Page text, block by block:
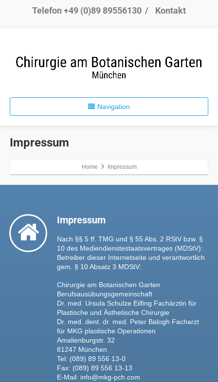
Telefon +49 (0)89 89556130 / Kontakt
Navigation
Impressum
Home Impressum
Impressum
Nach §§ 5 ff. TMG und § 55 Abs. 2 RStV bzw. §
10 des Mediendienstestaatsvertrages (MDStV):
Betreiber dieser Internetseite und verantwortlich
gem. § 10 Absatz 3 MDStV:
Chirurgie am Botanischen Garten
Berufsausübungsgemeinschaft
Dr. med. Ursula Schulze Eilfing Fachärztin für
Plastische und Ästhetische Chirurgie
Dr. med. dent. dr. med. Peter Balogh Facharzt
für MKG plastische Operationen
Amalienburgstr. 32
81247 München
Tel: (089) 89 556 13-0
Fax: (089) 89 556 13-13
E-Mail: info@mkg-pch.com